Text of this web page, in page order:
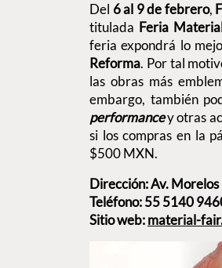
Del 6 al 9 de febrero,
titulada Feria
feria expondrá lo
Reforma. Por tal
las obras más
embargo, también
performancey otras
si los compras en la
$500 MXN.
Dirección: Av.
Teléfono: 55 5140
Sitio web:material-